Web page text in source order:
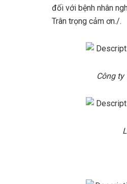
đối với bệnh nhân
Trân trọng cảm ơn./.
Công